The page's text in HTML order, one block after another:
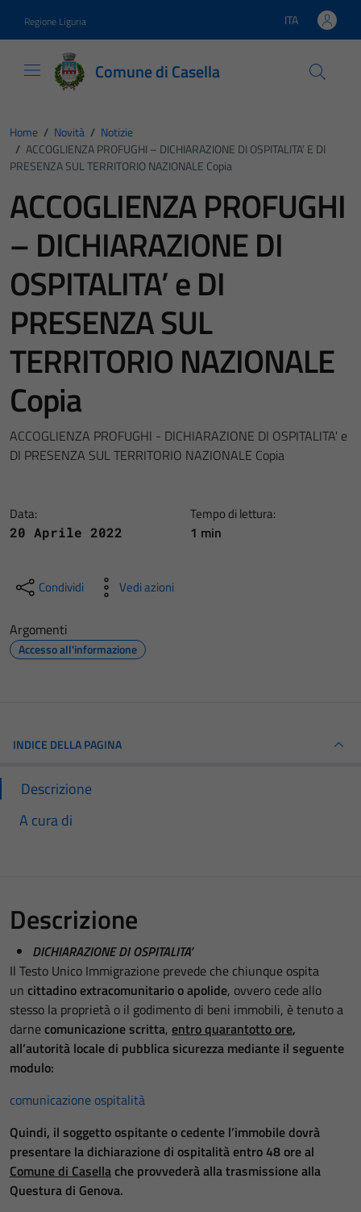
Regione Liguria Lingua attiva:
ITA
Comune di Casella
Home / Novità / Notizie
/ ACCOGLIENZA PROFUGHI – DICHIARAZIONE DI OSPITALITA’ E DI
PRESENZA SUL TERRITORIO NAZIONALE Copia
ACCOGLIENZA PROFUGHI
– DICHIARAZIONE DI
OSPITALITA’ e DI
PRESENZA SUL
TERRITORIO NAZIONALE
Copia
ACCOGLIENZA PROFUGHI - DICHIARAZIONE DI OSPITALITA' e
DI PRESENZA SUL TERRITORIO NAZIONALE Copia
Data:
20 Aprile 2022
Tempo di lettura:
1 min
Condividi Vedi azioni
Argomenti
Accesso all'informazione
INDICE DELLA PAGINA
Descrizione
A cura di
Descrizione
DICHIARAZIONE DI OSPITALITA’
Il Testo Unico Immigrazione prevede che chiunque ospita
un cittadino extracomunitario o apolide, ovvero cede allo
stesso la proprietà o il godimento di beni immobili, è tenuto a
darnecomunicazione scritta, entro quarantotto ore,
all’autorità locale di pubblica sicurezza mediante il seguente
modulo:
comunicazione ospitalità
Quindi, il soggetto ospitante o cedente l’immobile dovrà
presentare la dichiarazione di ospitalità entro 48 ore al
Comune di Casellache provvederà alla trasmissione alla
Questura di Genova.